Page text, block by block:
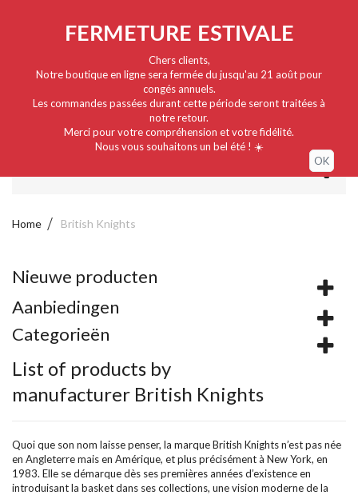
FERMETURE ESTIVALE
Chers clients,
Notre boutique en ligne sera fermée du jusqu'au 21 août pour
congés annuels.
Les commandes passées durant cette période seront traitées à
notre retour.
Merci pour votre compréhension et votre fidélité.
Nous vous souhaitons un bel été ! ☀️
OK
Home British Knights
Nieuwe producten
Aanbiedingen
Categorieën
List of products by
manufacturer British Knights
Quoi que son nom laisse penser, la marque British Knights n’est pas née
en Angleterre mais en Amérique, et plus précisément à New York, en
1983. Elle se démarque dès ses premières années d’existence en
introduisant la basket dans ses collections, une vision moderne de la